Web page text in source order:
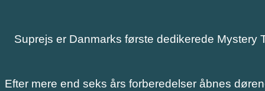
Suprejs er Danmarks første dedikerede Mystery
Efter mere end seks års forberedelser åbnes